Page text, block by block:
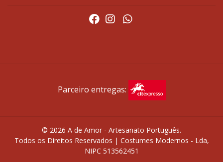
Parceiro entregas:
© 2026 A de Amor - Artesanato Português.
Todos os Direitos Reservados | Costumes Modernos - Lda,
NIPC 513562451